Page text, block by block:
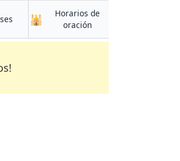
en Jarábulus
🕌
Horarios de
oraciónen Jarábulus